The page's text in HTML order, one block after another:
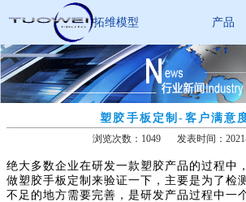
拓维模型 产品
塑胶手板定制-客户满意
浏览次数：1049 发表时间：
绝大多数企业在研发一款塑胶产品的过程中
做塑胶手板定制来验证一下，主要是为了检
不足的地方需要完善，是研发产品过程中一